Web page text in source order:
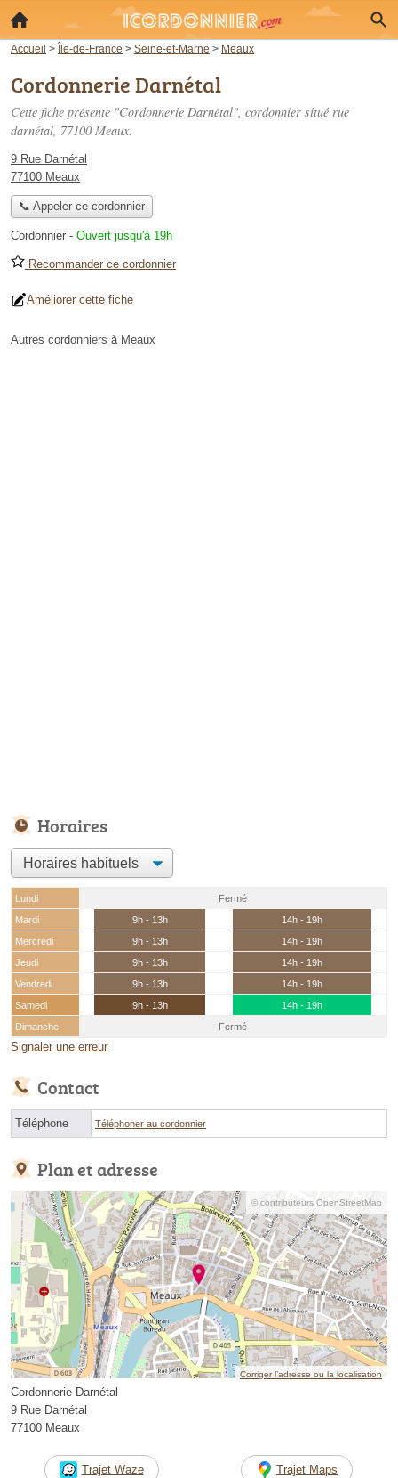
Accueil > Île-de-France > Seine-et-Marne > Meaux
Cordonnerie Darnétal
Cette fiche présente "Cordonnerie Darnétal", cordonnier situé rue
darnétal, 77100 Meaux.
9 Rue Darnétal
77100 Meaux
📞 Appeler ce cordonnier
Cordonnier - Ouvert jusqu'à 19h
Recommander ce cordonnier
Améliorer cette fiche
Autres cordonniers à Meaux
Horaires
Lundi
Fermé
Mardi
9h - 13h
14h - 19h
Mercredi
9h - 13h
14h - 19h
Jeudi
9h - 13h
14h - 19h
Vendredi
9h - 13h
14h - 19h
Samedi
9h - 13h
14h - 19h
Dimanche
Fermé
Signaler une erreur
Contact
Téléphone Téléphoner au cordonnier
Plan et adresse
© contributeurs OpenStreetMap
Corriger l’adresse ou la localisation
Cordonnerie Darnétal
9 Rue Darnétal
77100 Meaux
Trajet Waze Trajet Maps